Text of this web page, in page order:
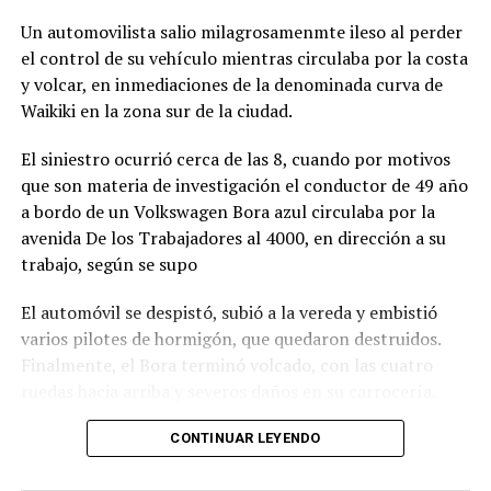
Un automovilista salio milagrosamenmte ileso al perder
el control de su vehículo mientras circulaba por la costa
y volcar, en inmediaciones de la denominada curva de
Waikiki en la zona sur de la ciudad.
El siniestro ocurrió cerca de las 8, cuando por motivos
que son materia de investigación el conductor de 49 año
a bordo de un Volkswagen Bora azul circulaba por la
avenida De los Trabajadores al 4000, en dirección a su
trabajo, según se supo
El automóvil se despistó, subió a la vereda y embistió
varios pilotes de hormigón, que quedaron destruidos.
Finalmente, el Bora terminó volcado, con las cuatro
Ante el violento impacto, personal médico, Defensa
CONTINUAR LEYENDO